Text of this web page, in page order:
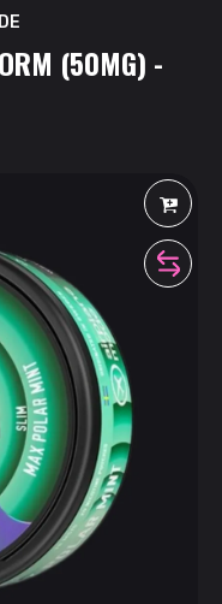
(50MG) -